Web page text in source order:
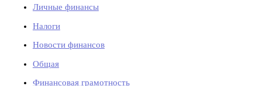
Личные финансы
Налоги
Новости финансов
Общая
Финансовая грамотность